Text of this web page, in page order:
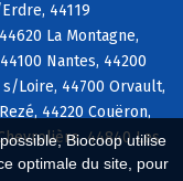
Biocoop utilise
optimale du site, pour
44119
La Montagne,
Nantes, 44200
s/Loire, 44700 Orvault,
44220 Couëron,
44840 Les